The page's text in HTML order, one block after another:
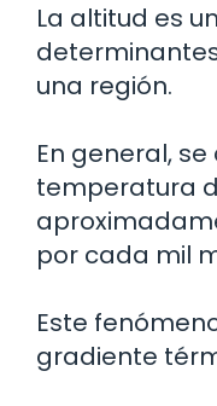
La altitud es
una región.
En general,
temperatura
por cada mil
Este
gradiente